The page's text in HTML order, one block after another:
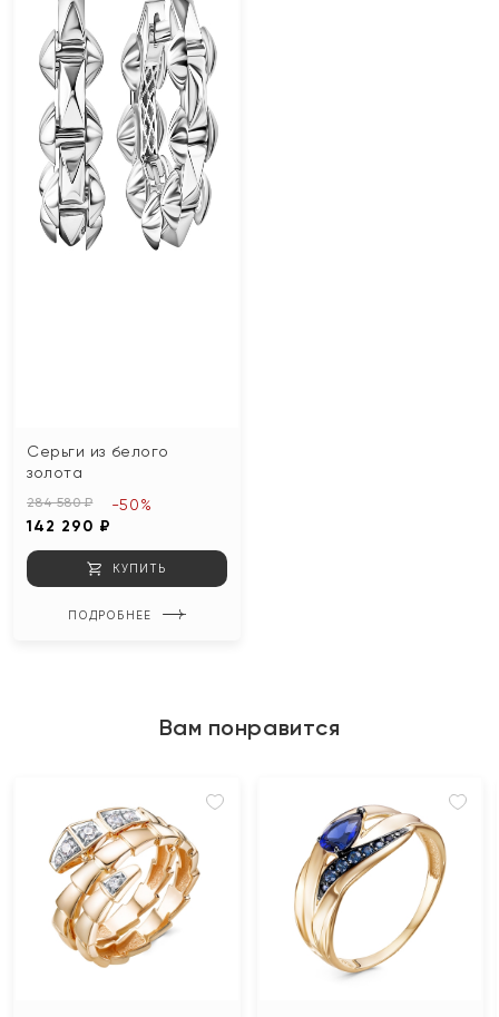
Серьги из белого
золота
284 580 ₽
142 290 ₽
-50%
КУПИТЬ
ПОДРОБНЕЕ
Вам понравится